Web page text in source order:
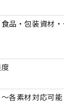
品・包装資材
各素材対応可能